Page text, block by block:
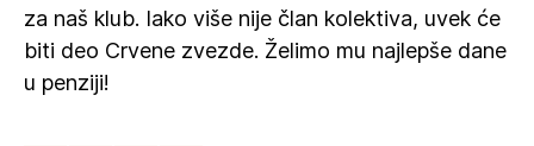
za naš klub. Iako više nije član kolektiva, uvek će
biti deo Crvene zvezde. Želimo mu najlepše dane
u penziji!